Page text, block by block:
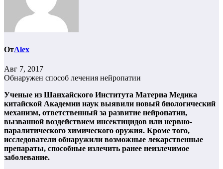
ОтAlex
Авг 7, 2017
Обнаружен способ лечения нейропатии
Ученые из Шанхайского Института Материа Медика
китайской Академии наук выявили новый биологический
механизм, ответственный за развитие нейропатии,
вызванной воздействием инсектицидов или нервно-
паралитического химического оружия. Кроме того,
исследователи обнаружили возможные лекарственные
препараты, способные излечить ранее неизлечимое
заболевание.